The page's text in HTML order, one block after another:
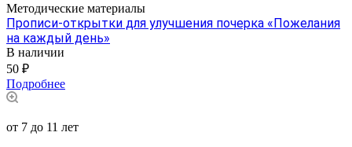
Методические материалы
Прописи-открытки для улучшения почерка «Пожелания
на каждый день»
В наличии
50 ₽
Подробнее
от 7 до 11 лет